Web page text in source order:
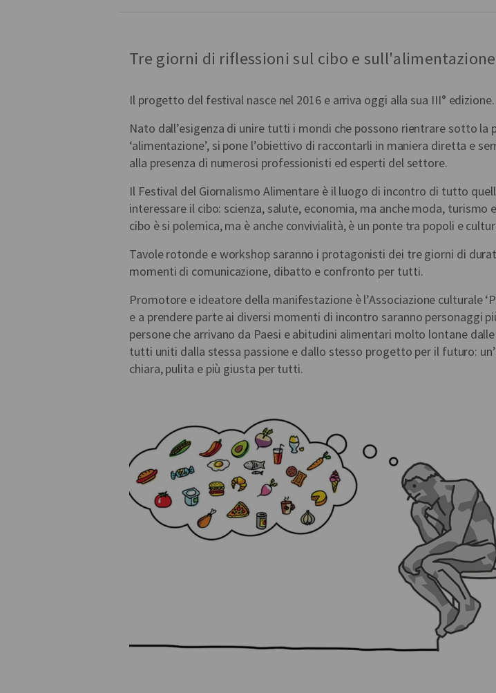
Tre giorni di riflessioni sul cibo e sull'alimentazione
Il progetto del festival nasce nel 2016 e arriva oggi alla sua III° edizione.
Nato dall’esigenza di unire tutti i mondi che possono rientrare sotto la
‘alimentazione’, si pone l’obiettivo di raccontarli in maniera diretta e
alla presenza di numerosi professionisti ed esperti del settore.
Il Festival del Giornalismo Alimentare è il luogo di incontro di tutto
interessare il cibo: scienza, salute, economia, ma anche moda, turismo
cibo è si polemica, ma è anche convivialità, è un ponte tra popoli e
Tavole rotonde e workshop saranno i protagonisti dei tre giorni di
momenti di comunicazione, dibatto e confronto per tutti.
Promotore e ideatore della manifestazione è l’Associazione culturale
e a prendere parte ai diversi momenti di incontro saranno personaggi
persone che arrivano da Paesi e abitudini alimentari molto lontane
tutti uniti dalla stessa passione e dallo stesso progetto per il futuro:
chiara, pulita e più giusta per tutti.